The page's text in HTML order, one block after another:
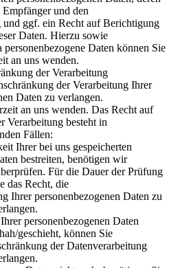
und den
ggf. ein Recht auf Berichtigung
Daten. Hierzu sowie
Daten können Sie
an uns wenden.
der Verarbeitung
der Verarbeitung Ihrer
Daten zu verlangen.
an uns wenden. Das Recht auf
Verarbeitung besteht in
Fällen:
Ihrer bei uns gespeicherten
bestreiten, benötigen wir
Für die Dauer der Prüfung
das Recht, die
Ihrer personenbezogenen Daten zu
personenbezogenen Daten
geschieht, können Sie
der Datenverarbeitung